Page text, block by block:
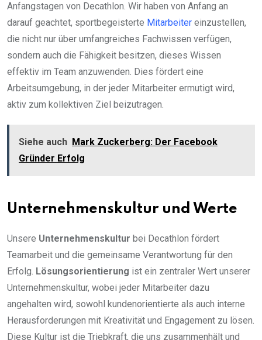
Anfangstagen von Decathlon. Wir haben von Anfang an
darauf geachtet, sportbegeisterte Mitarbeiter einzustellen,
die nicht nur über umfangreiches Fachwissen verfügen,
sondern auch die Fähigkeit besitzen, dieses Wissen
effektiv im Team anzuwenden. Dies fördert eine
Arbeitsumgebung, in der jeder Mitarbeiter ermutigt wird,
aktiv zum kollektiven Ziel beizutragen.
Siehe auch Mark Zuckerberg: Der Facebook
Gründer Erfolg
Unternehmenskultur und Werte
Unsere Unternehmenskultur bei Decathlon fördert
Teamarbeit und die gemeinsame Verantwortung für den
Erfolg. Lösungsorientierung ist ein zentraler Wert unserer
Unternehmenskultur, wobei jeder Mitarbeiter dazu
angehalten wird, sowohl kundenorientierte als auch interne
Herausforderungen mit Kreativität und Engagement zu lösen.
Diese Kultur ist die Triebkraft, die uns zusammenhält und